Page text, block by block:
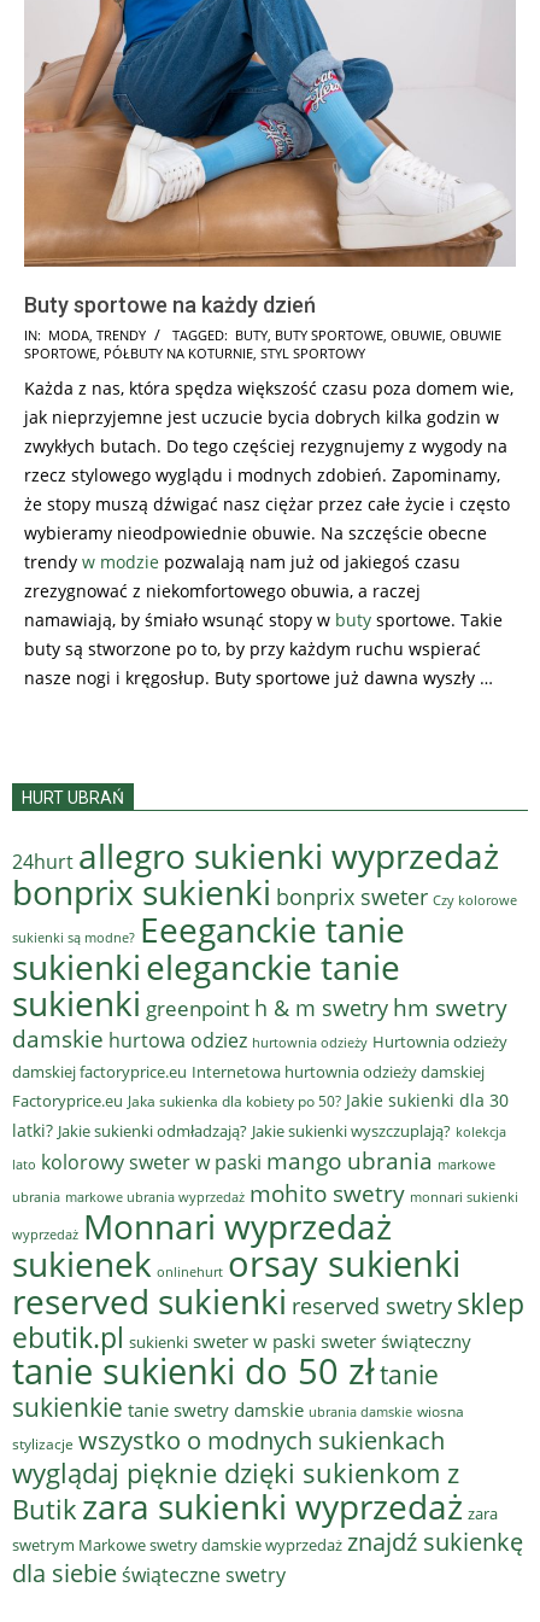
Buty sportowe na każdy dzień
2018-
11-
13
IN: MODA TRENDY TAGGED: BUTY BUTY SPORTOWE OBUWIE OBUWIE
SPORTOWE PÓŁBUTY NA KOTURNIE STYL SPORTOWY
Każda z nas, która spędza większość czasu poza domem wie,
jak nieprzyjemne jest uczucie bycia dobrych kilka godzin w
zwykłych butach. Do tego częściej rezygnujemy z wygody na
rzecz stylowego wyglądu i modnych zdobień. Zapominamy,
że stopy muszą dźwigać nasz ciężar przez całe życie i często
wybieramy nieodpowiednie obuwie. Na szczęście obecne
trendy w modzie pozwalają nam już od jakiegoś czasu
zrezygnować z niekomfortowego obuwia, a raczej
namawiają, by śmiało wsunąć stopy w buty sportowe. Takie
buty są stworzone po to, by przy każdym ruchu wspierać
nasze nogi i kręgosłup. Buty sportowe już dawna wyszły …
HURT UBRAŃ
24hurt allegro sukienki wyprzedaż
bonprix sukienki bonprix sweter Czy kolorowe
sukienki są modne? Eeeganckie tanie
sukienkieleganckie tanie
sukienki greenpoint h & m swetry hm swetry
damskie hurtowa odziez hurtownia odzieży Hurtownia odzieży
damskiej factoryprice.eu Internetowa hurtownia odzieży damskiej
Factoryprice.eu Jaka sukienka dla kobiety po 50? Jakie sukienki dla 30
latki? Jakie sukienki odmładzają? Jakie sukienki wyszczuplają? kolekcja
lato kolorowy sweter w paski mango ubrania markowe
ubrania markowe ubrania wyprzedaż mohito swetry monnari sukienki
wyprzedaż Monnari wyprzedaż
sukienek onlinehurt orsay sukienki
reserved sukienki reserved swetry sklep
ebutik.pl sukienki sweter w paski sweter świąteczny
tanie sukienki do 50 złtanie
sukienkie tanie swetry damskie ubrania damskie wiosna
stylizacje wszystko o modnych sukienkach
wyglądaj pięknie dzięki sukienkom z
Butik zara sukienki wyprzedaż zara
swetrym Markowe swetry damskie wyprzedaż znajdź sukienkę
dla siebieświąteczne swetry